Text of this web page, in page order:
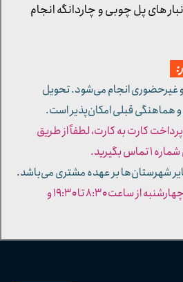
غیرحضوری انجام می‌شود. تحویل
قبلی امکان‌پذیر است.
کارت به کارت، لطفاً از طریق
بگیرید.
شهرستان‌ها بر عهده مشتری می‌باشد.
- ساعات کاری فروشگاه: شنبه تا چهارشنبه از ساعت ۸:۳۰ تا ۱۹:۳۰ و
های پل چوبی و چاردانگه انجام